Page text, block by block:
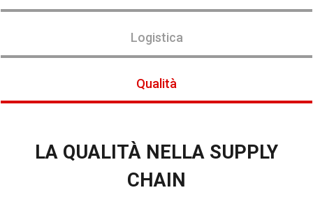
Logistica
Qualità
LA QUALITÀ NELLA SUPPLY
CHAIN